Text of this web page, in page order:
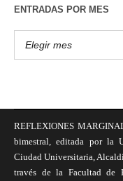
ENTRADAS POR MES
REFLEXIONES
bimestral, editada por la
Ciudad Universitaria,
través de la Facultad de